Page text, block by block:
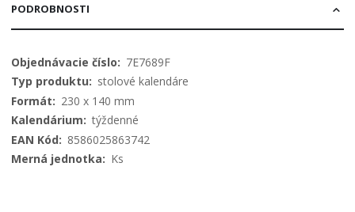
PODROBNOSTI
Viac
informácií
7E7689F
stolové kalendáre
230 x 140 mm
týždenné
8586025863742
Ks